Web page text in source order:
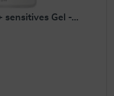
sensitives Gel -...